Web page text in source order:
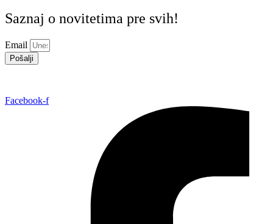
Saznaj o novitetima pre svih!
Email
Pošalji
Facebook-f